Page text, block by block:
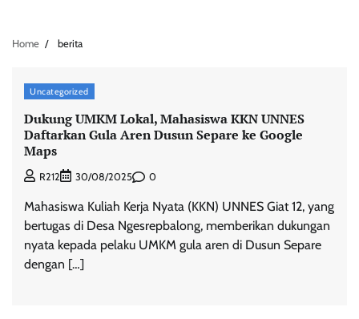
Home berita
Uncategorized
Dukung UMKM Lokal, Mahasiswa KKN UNNES
Daftarkan Gula Aren Dusun Separe ke Google
Maps
R212 30/08/2025 0
Mahasiswa Kuliah Kerja Nyata (KKN) UNNES Giat 12, yang
bertugas di Desa Ngesrepbalong, memberikan dukungan
nyata kepada pelaku UMKM gula aren di Dusun Separe
dengan […]